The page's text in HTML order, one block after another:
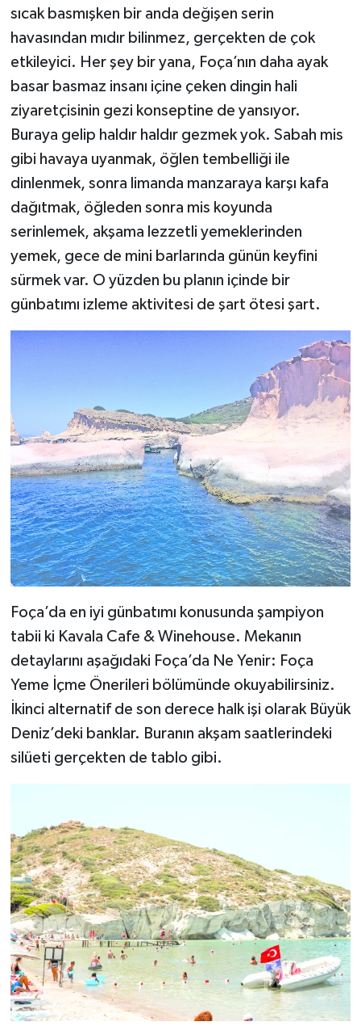
sıcak basmışken bir anda değişen serin
havasından mıdır bilinmez, gerçekten de çok
etkileyici. Her şey bir yana, Foça’nın daha ayak
basar basmaz insanı içine çeken dingin hali
ziyaretçisinin gezi konseptine de yansıyor.
Buraya gelip haldır haldır gezmek yok. Sabah mis
gibi havaya uyanmak, öğlen tembelliği ile
dinlenmek, sonra limanda manzaraya karşı kafa
dağıtmak, öğleden sonra mis koyunda
serinlemek, akşama lezzetli yemeklerinden
yemek, gece de mini barlarında günün keyfini
sürmek var. O yüzden bu planın içinde bir
günbatımı izleme aktivitesi de şart ötesi şart.
Foça’da en iyi günbatımı konusunda şampiyon
tabii ki Kavala Cafe & Winehouse. Mekanın
detaylarını aşağıdaki Foça’da Ne Yenir: Foça
Yeme İçme Önerileri bölümünde okuyabilirsiniz.
İkinci alternatif de son derece halk işi olarak Büyük
Deniz’deki banklar. Buranın akşam saatlerindeki
silüeti gerçekten de tablo gibi.